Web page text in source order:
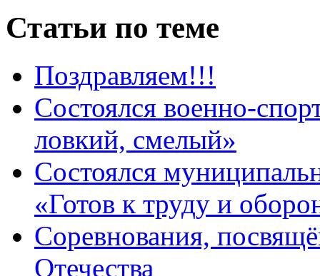
Статьи по теме
Поздравляем!!!
Состоялся военно-
ловкий, смелый»
Состоялся
«Готов к труду и
Соревнования,
Отечества